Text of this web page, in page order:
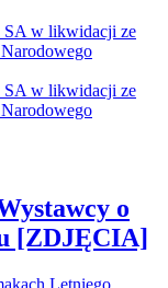
o
[ZDJĘCIA]